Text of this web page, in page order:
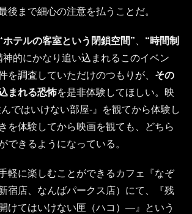
後まで細心の注意を払うことだ。
ホテルの客室という閉鎖空間”
“時間制
神的にかなり追い込まれるこのイベン
を調査していただけのつもりが、 その
まれる恐怖を是非体験してほしい。映
ではいけない部屋-』を観てから体験し
を体験してから映画を観ても、どちら
できるようになっている。
軽に楽しむことができるカフェ『なぞ
宿店、なんばパークス店）にて、『残
けてはいけない匣（ハコ）―』という